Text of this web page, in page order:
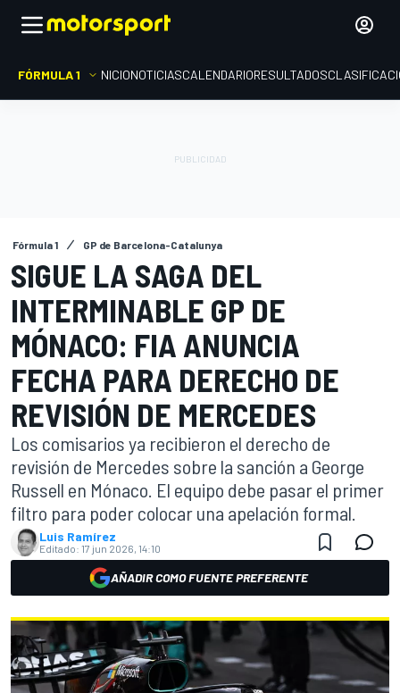
FÓRMULA 1 INICIONOTICIASCALENDARIORESULTADOS
Fórmula 1 GP de Barcelona-Catalunya
SIGUE LA SAGA DEL
INTERMINABLE GP DE
MÓNACO: FIA ANUNCIA
FECHA PARA DERECHO DE
REVISIÓN DE MERCEDES
Los comisarios ya recibieron el derecho de
revisión de Mercedes sobre la sanción a George
Russell en Mónaco. El equipo debe pasar el primer
filtro para poder colocar una apelación formal.
Luis Ramírez
Editado: 17 jun 2026, 14:10
AÑADIR COMO FUENTE PREFERENTE